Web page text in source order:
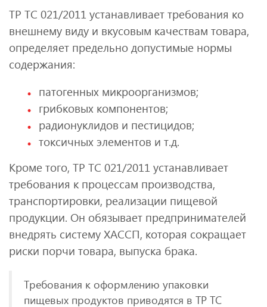
ТР ТС 021/2011 устанавливает требования ко
внешнему виду и вкусовым качествам товара,
определяет предельно допустимые нормы
содержания:
патогенных микроорганизмов;
грибковых компонентов;
радионуклидов и пестицидов;
токсичных элементов и т.д.
Кроме того, ТР ТС 021/2011 устанавливает
требования к процессам производства,
транспортировки, реализации пищевой
продукции. Он обязывает предпринимателей
внедрять систему ХАССП, которая сокращает
риски порчи товара, выпуска брака.
Требования к оформлению упаковки
пищевых продуктов приводятся в ТР ТС